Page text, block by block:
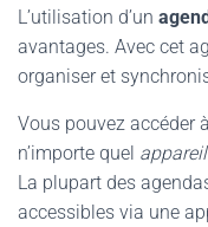
L’utilisation d’un
avantages. Avec cet
organiser et
Vous pouvez accéder
n’importe quel appareil
La plupart des
accessibles via une